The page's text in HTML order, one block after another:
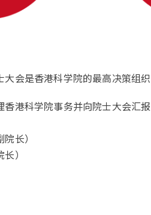
大会是香港科学院的最高决策组
香港科学院事务并向院士大会汇
长）
）